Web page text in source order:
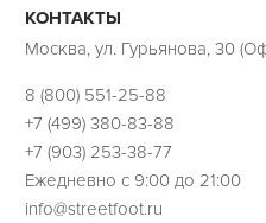
КОНТАКТЫ
Москва, ул. Гурьянова, 30
8 (800) 551-25-88
+7 (499) 380-83-88
+7 (903) 253-38-77
Ежедневно с 9:00 до 21:00
info@streetfoot.ru